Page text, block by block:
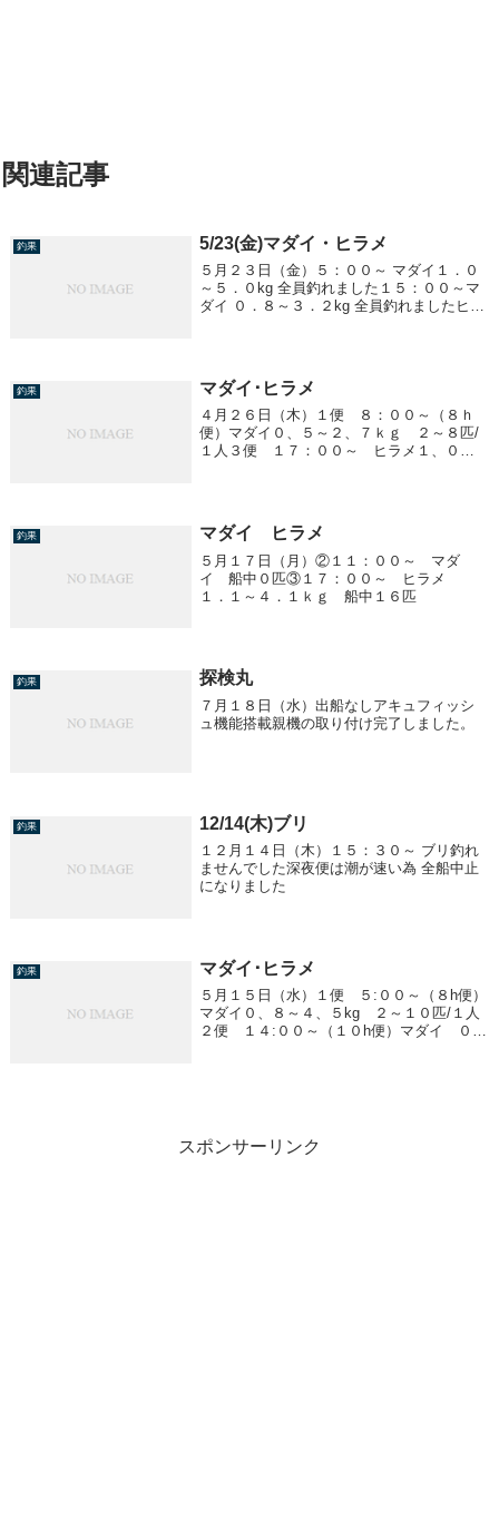
関連記事
釣果 5/23(金)マダイ・ヒラメ
５月２３日（金）５：００～ マダイ１．０
～５．０kg 全員釣れました１５：００～マ
ダイ ０．８～３．２kg 全員釣れましたヒラ
釣果 マダイ･ヒラメ
４月２６日（木）１便 ８：００～（８ｈ
便）マダイ０、５～２、７ｋｇ ２～８匹/
１人３便 １７：００～ ヒラメ１、０～
釣果 マダイ ヒラメ
５月１７日（月）②１１：００～ マダ
イ 船中０匹③１７：００～ ヒラメ
１．１～４．１ｋｇ 船中１６匹
釣果 探検丸
７月１８日（水）出船なしアキュフィッシ
ュ機能搭載親機の取り付け完了しました。
釣果 12/14(木)ブリ
１２月１４日（木）１５：３０～ ブリ釣れ
ませんでした深夜便は潮が速い為 全船中止
になりました
釣果 マダイ･ヒラメ
５月１５日（水）１便 ５:００～（８h便）
マダイ０、８～４、５kg ２～１０匹/１人
２便 １４:００～（１０h便）マダイ ０、
スポンサーリンク